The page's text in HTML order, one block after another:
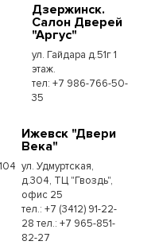
Дзержинск.
Салон Дверей
"Аргус"
ул. Гайдара д.51г 1
этаж.
тел: +7 986-766-50-
35
Ижевск "Двери
Века"
ул. Удмуртская,
д.304, ТЦ "Гвоздь",
офис 25
тел.: +7 (3412) 91-22-
28 тел.: +7 965-851-
82-27